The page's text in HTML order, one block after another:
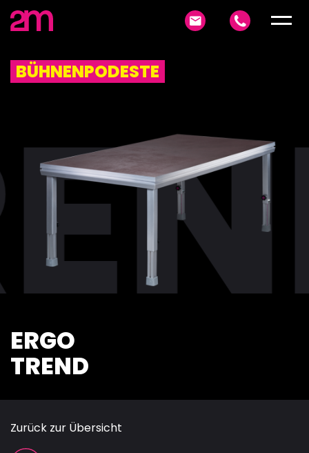
BÜHNENPODESTE
ERGO
TREND
Zurück zur Übersicht